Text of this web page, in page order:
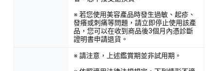
※ 若您使用美容產品時發生過敏、起疹、
發癢或刺痛等問題，請立即停止使用該產
品，您可以在收到商品後3個月內憑診斷
證明書申請退貨。
※ 請注意，上述鑑賞期並非試用期。